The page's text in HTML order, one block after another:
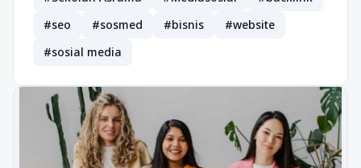
#seo
#sosmed #bisnis
#website
#sosial media